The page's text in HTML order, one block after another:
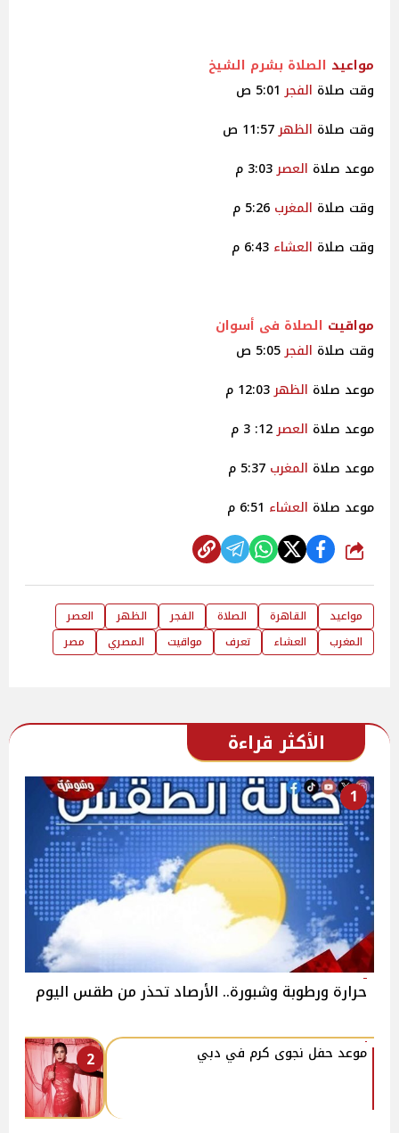
مواعيد الصلاة بشرم الشيخ
وقت صلاة الفجر5:01 ص
وقت صلاة الظهر11:57 ص
موعد صلاة العصر3:03 م
وقت صلاة المغرب
وقت صلاة العشاء
مواقيت الصلاة فى أسوان
وقت صلاة الفجر5:05 ص
موعد صلاة الظهر12:03 م
موعد صلاة العصر12: 3 م
موعد صلاة المغرب
موعد صلاة العشاء
شارك
مواعيد القاهرة الصلاة الفجر الظهر
العصر
المغرب
العشاء تعرف مواقيت المصري مصر
الأكثر قراءة
1
حرارة ورطوبة وشبورة.. الأرصاد تحذر من طقس اليوم
2 موعد حفل نجوى كرم في دبي